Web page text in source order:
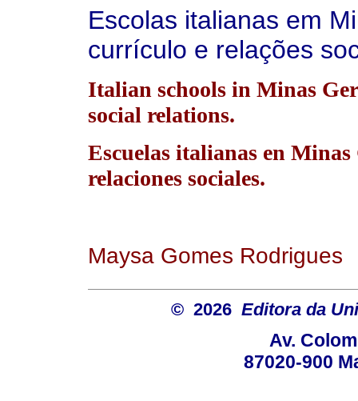
Escolas italianas em
currículo e relações
Italian schools in Minas
social relations.
Escuelas italianas en
relaciones sociales.
Maysa Gomes Rodrigues
© 2026 Editora da
Av.
87020-900